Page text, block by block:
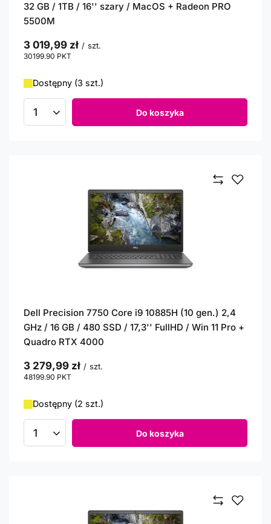
32 GB / 1TB / 16'' szary / MacOS + Radeon PRO
5500M
3 019,99 zł / szt.
30199.90 PKT
Dostępny (3 szt.)
Ilość produktów Do koszyka
Dell Precision 7750 Core i9 10885H (10 gen.) 2,4
GHz / 16 GB / 480 SSD / 17,3'' FullHD / Win 11 Pro +
Quadro RTX 4000
3 279,99 zł / szt.
48199.90 PKT
Dostępny (2 szt.)
Ilość produktów Do koszyka